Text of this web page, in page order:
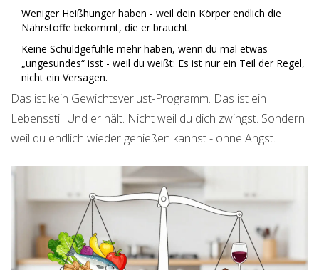
Weniger Heißhunger haben - weil dein Körper endlich die
Nährstoffe bekommt, die er braucht.
Keine Schuldgefühle mehr haben, wenn du mal etwas
„ungesundes“ isst - weil du weißt: Es ist nur ein Teil der Regel,
nicht ein Versagen.
Das ist kein Gewichtsverlust-Programm. Das ist ein
Lebensstil. Und er hält. Nicht weil du dich zwingst. Sondern
weil du endlich wieder genießen kannst - ohne Angst.